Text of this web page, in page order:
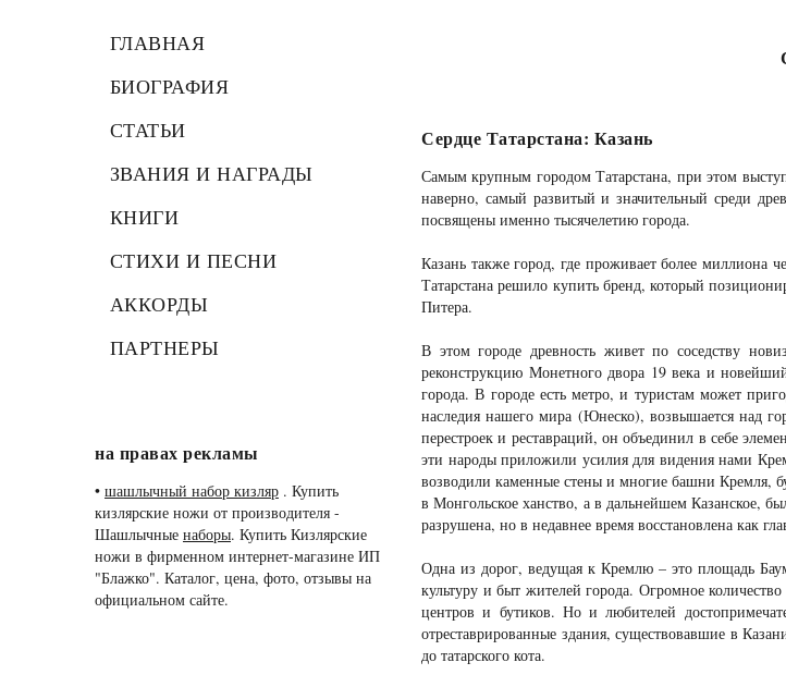
ГЛАВНАЯ
БИОГРАФИЯ
СТАТЬИ
ЗВАНИЯ И НАГРАДЫ
КНИГИ
СТИХИ И ПЕСНИ
АККОРДЫ
ПАРТНЕРЫ
на правах рекламы
• шашлычный набор кизляр . Купить
кизлярские ножи от производителя -
Шашлычные наборы. Купить Кизлярские
ножи в фирменном интернет-магазине ИП
"Блажко". Каталог, цена, фото, отзывы на
официальном сайте.
Сердце Татарстана: Казань
Самым крупным городом Татарстана, при этом
наверно, самый развитый и значительный среди
посвящены именно тысячелетию города.
Казань также город, где проживает более миллиона
Татарстана решило купить бренд, который
Питера.
В этом городе древность живет по соседству
реконструкцию Монетного двора 19 века и
города. В городе есть метро, и туристам может
наследия нашего мира (Юнеско), возвышается над
перестроек и реставраций, он объединил в себе
эти народы приложили усилия для видения нами
возводили каменные стены и многие башни Кремля,
в Монгольское ханство, а в дальнейшем Казанское,
разрушена, но в недавнее время восстановлена как
Одна из дорог, ведущая к Кремлю – это площадь
культуру и быт жителей города. Огромное
центров и бутиков. Но и любителей
отреставрированные здания, существовавшие в
до татарского кота.